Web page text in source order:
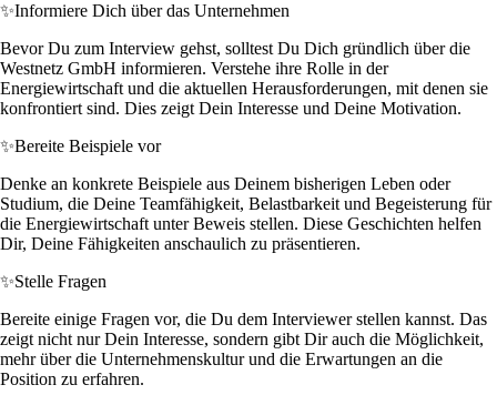
✨Informiere Dich über das Unternehmen
Bevor Du zum Interview gehst, solltest Du Dich gründlich über die
Westnetz GmbH informieren. Verstehe ihre Rolle in der
Energiewirtschaft und die aktuellen Herausforderungen, mit denen sie
konfrontiert sind. Dies zeigt Dein Interesse und Deine Motivation.
✨Bereite Beispiele vor
Denke an konkrete Beispiele aus Deinem bisherigen Leben oder
Studium, die Deine Teamfähigkeit, Belastbarkeit und Begeisterung für
die Energiewirtschaft unter Beweis stellen. Diese Geschichten helfen
Dir, Deine Fähigkeiten anschaulich zu präsentieren.
✨Stelle Fragen
Bereite einige Fragen vor, die Du dem Interviewer stellen kannst. Das
zeigt nicht nur Dein Interesse, sondern gibt Dir auch die Möglichkeit,
mehr über die Unternehmenskultur und die Erwartungen an die
Position zu erfahren.